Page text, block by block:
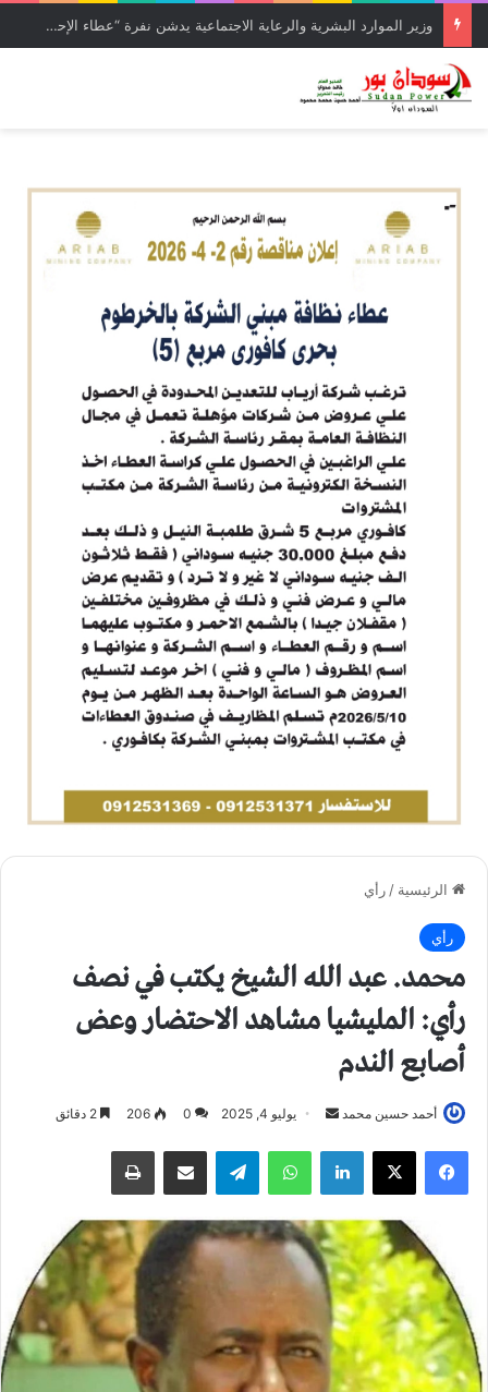
وزير الموارد البشرية والرعاية الاجتماعية يدشن نفرة “عطاء الإحسان (5)” بولاية القضارف بتكلفة تجاوزت 27 مليار جنيه
الرئيسية /رأي
رأي
محمد. عبد الله الشيخ يكتب في نصف
رأي: المليشيا مشاهد الاحتضار وعض
أصابع الندم
أحمد حسين محمد
ل
ب
ر
ي
يوليو 4, 2025 0
206
فيسبوك لينكدإن واتساب